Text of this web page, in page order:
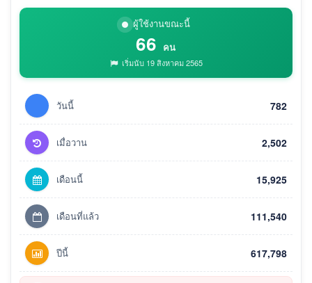
ผู้ใช้งานขณะนี้
66 คน
เริ่มนับ 19 สิงหาคม 2565
วันนี้ 782
เมื่อวาน 2,502
เดือนนี้ 15,925
เดือนที่แล้ว 111,540
ปีนี้ 617,798